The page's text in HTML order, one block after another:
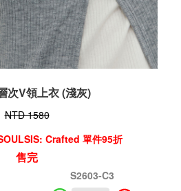
次V領上衣 (淺灰)
NTD 1580
Crafted 單件95折
售完
S2603-C3